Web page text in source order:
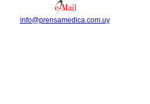
info@prensamedica.com.uy